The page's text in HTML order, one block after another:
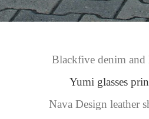
Blackfive denim and
Yumi glasses
Nava Design leather